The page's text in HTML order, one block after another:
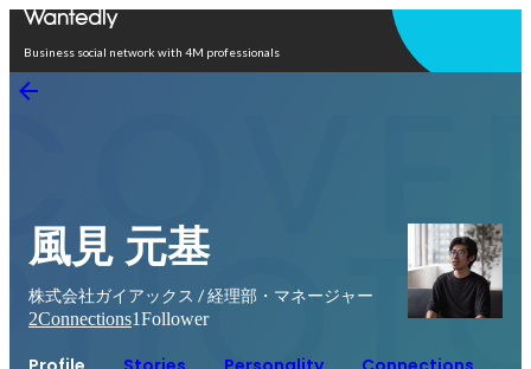
Business social network with 4M professionals
風見 元基
株式会社ガイアックス / 経理部・マネージャー
2Connections1Follower